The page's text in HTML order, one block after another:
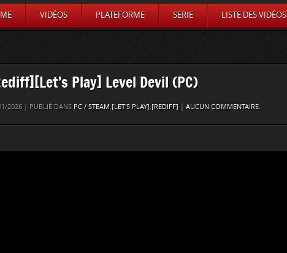
VIDÉOS PLATEFORME SERIE LISTE DES VIDÉOS
Play] Level Devil (PC)
2026 | PUBLIÉ DANS PC / STEAM,[LET'S PLAY],[REDIFF] | AUCUN COMMENTAIRE.